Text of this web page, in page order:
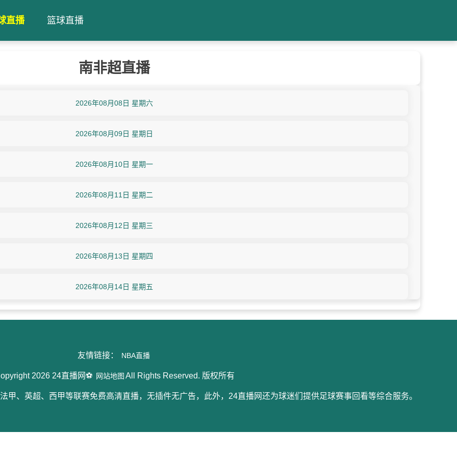
直播 篮球直播
南非超直播
2026年08月08日 星期六
2026年08月09日 星期日
2026年08月10日 星期一
2026年08月11日 星期二
2026年08月12日 星期三
2026年08月13日 星期四
2026年08月14日 星期五
友情链接： NBA直播
2026 24直播网⚽ 网站地图 All Rights Reserved. 版权所有
甲、英超、西甲等联赛免费高清直播，无插件无广告，此外，24直播网还为球迷们提供足球赛事回看等综合服务。